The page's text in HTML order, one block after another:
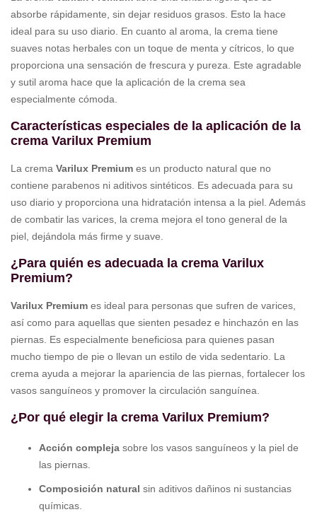
absorbe rápidamente, sin dejar residuos grasos. Esto la hace
ideal para su uso diario. En cuanto al aroma, la crema tiene
suaves notas herbales con un toque de menta y cítricos, lo que
proporciona una sensación de frescura y pureza. Este agradable
y sutil aroma hace que la aplicación de la crema sea
especialmente cómoda.
Características especiales de la aplicación de la
crema Varilux Premium
La crema Varilux Premium es un producto natural que no
contiene parabenos ni aditivos sintéticos. Es adecuada para su
uso diario y proporciona una hidratación intensa a la piel. Además
de combatir las varices, la crema mejora el tono general de la
piel, dejándola más firme y suave.
¿Para quién es adecuada la crema Varilux
Premium?
Varilux Premium es ideal para personas que sufren de varices,
así como para aquellas que sienten pesadez e hinchazón en las
piernas. Es especialmente beneficiosa para quienes pasan
mucho tiempo de pie o llevan un estilo de vida sedentario. La
crema ayuda a mejorar la apariencia de las piernas, fortalecer los
vasos sanguíneos y promover la circulación sanguínea.
¿Por qué elegir la crema Varilux Premium?
Acción compleja sobre los vasos sanguíneos y la piel de
las piernas.
Composición natural sin aditivos dañinos ni sustancias
químicas.